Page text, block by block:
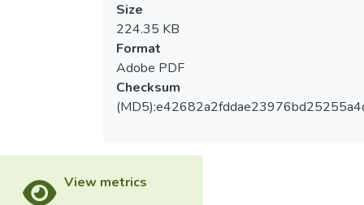
Size
224.35 KB
Format
Adobe PDF
Checksum
View metrics